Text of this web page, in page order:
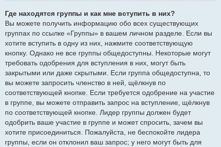
Где находятся группы и как мне вступить в них?
Вы можете получить информацию обо всех существующих
группах по ссылке «Группы» в вашем личном разделе. Если вы
хотите вступить в одну из них, нажмите соответствующую
кнопку. Однако не все группы общедоступны. Некоторые могут
требовать одобрения для вступления в них, могут быть
закрытыми или даже скрытыми. Если группа общедоступна, то
вы можете запросить членство в ней, щёлкнув по
соответствующей кнопке. Если требуется одобрение на участие
в группе, вы можете отправить запрос на вступление, щёлкнув
по соответствующей кнопке. Лидер группы должен будет
одобрить ваше участие в группе и может спросить, зачем вы
хотите присоединиться. Пожалуйста, не беспокойте лидера
группы, если он отклонил ваш запрос; у него могут быть для